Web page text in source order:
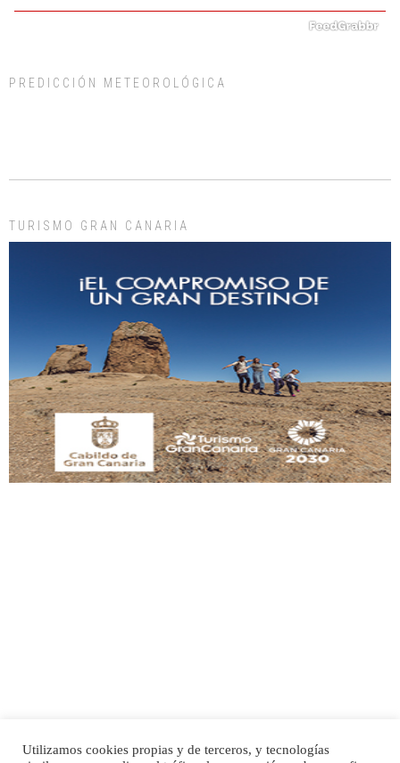
días, ella incluida...
Gato manso encontrado
Este gato macho ha aparecido en la calle hace menos de un mes, es muy
manso y extremadamente cari...
Leales.org » Gran Canaria | 9.7.2025
SHIBA PERDIDO AVDA JOSE MESA Y LOPEZ
PREDICCIÓN METEOROLÓGICA
TURISMO GRAN CANARIA
Utilizamos cookies propias y de terceros, y tecnologías